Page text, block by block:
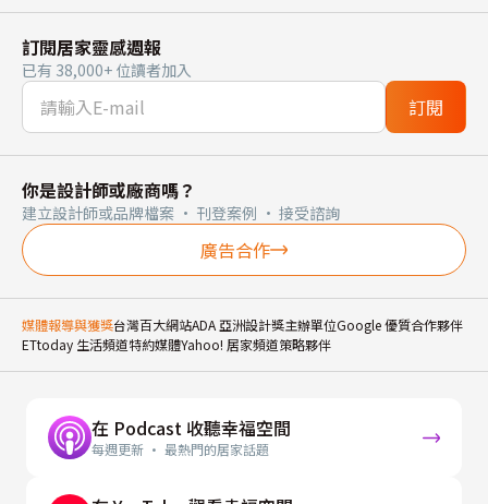
訂閱居家靈感週報
已有 38,000+ 位讀者加入
訂閱
你是設計師或廠商嗎？
建立設計師或品牌檔案 · 刊登案例 · 接受諮詢
廣告合作
媒體報導與獲獎台灣百大網站ADA 亞洲設計獎主辦單位Google 優質合作夥伴
ETtoday 生活頻道特約媒體Yahoo! 居家頻道策略夥伴
在 Podcast 收聽幸福空間
每週更新 · 最熱門的居家話題